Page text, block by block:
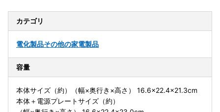
カテゴリ
電化製品その他の家電製品
容量
本体サイズ（約）（幅×奥行き×高さ） 16.6×22.4×21.3cm
本体＋電源プレートサイズ（約）